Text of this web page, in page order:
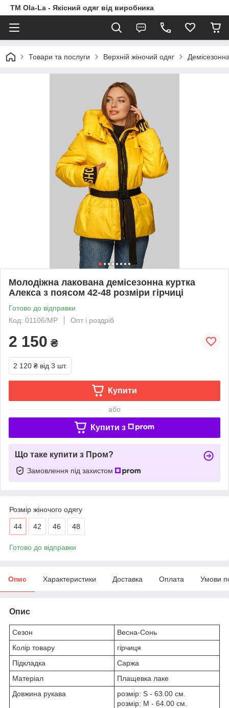
TM Ola-La - Якісний одяг від виробника
Товари та послуги Верхній жіночий одяг
Молодіжна лакована демісезонна куртка
Алекса з поясом 42-48 розміри гірчиці
Готово до відправки
Код: 01106/МР
Опт і роздріб
2 150 ₴
2 120 ₴ від 3 шт.
Купити
або
Купити з
Що таке купити з Пром?
Замовлення під захистом
Розмір жіночого одягу
44 42 46 48
Готово до відправки
Опис Характеристики Доставка Оплата Умови
Опис
Сезон
Весна-Сонь
Колір товару
гірчиця
Підкладка
Саржа
Матеріал
Плащевка лаке
Довжина рукава
розмір: S - 63.00 см.
розмір: M - 64.00 см.